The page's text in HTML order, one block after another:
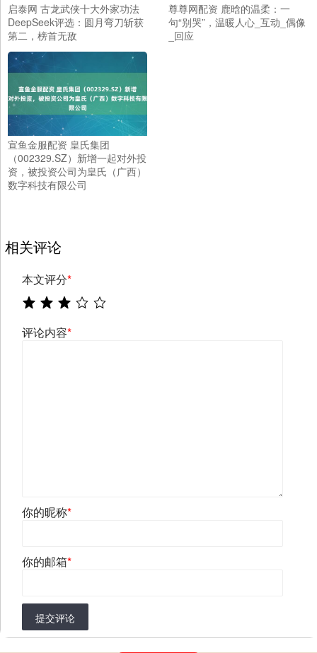
启泰网 古龙武侠十大外家功法
DeepSeek评选：圆月弯刀斩获
第二，榜首无敌
尊尊网配资 鹿晗的温柔：一
句“别哭”，温暖人心_互动_偶像
_回应
宣鱼金服配资 皇氏集团
（002329.SZ）新增一起对外投
资，被投资公司为皇氏（广西）
数字科技有限公司
相关评论
本文评分*
评论内容*
你的昵称*
你的邮箱*
提交评论